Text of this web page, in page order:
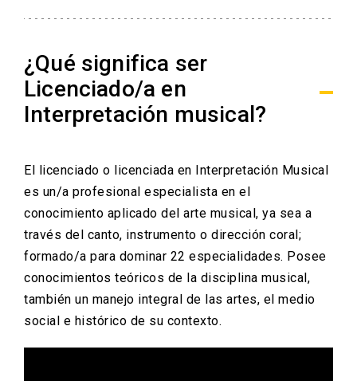
¿Qué significa ser
Licenciado/a en
Interpretación musical?
El licenciado o licenciada en Interpretación Musical
es un/a profesional especialista en el
conocimiento aplicado del arte musical, ya sea a
través del canto, instrumento o dirección coral;
formado/a para dominar 22 especialidades. Posee
conocimientos teóricos de la disciplina musical,
también un manejo integral de las artes, el medio
social e histórico de su contexto.